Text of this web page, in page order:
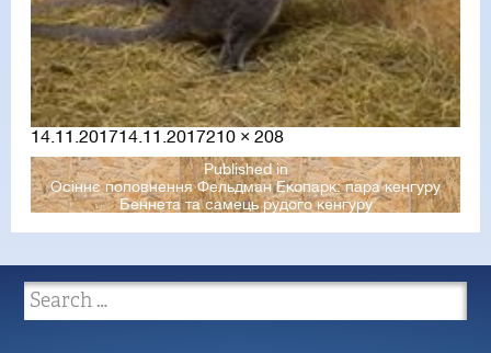
Posted
on
14.11.201714.11.2017Full
size
210 × 208
Published in
Осіннє поповнення Фельдман Екопарк: пара кенгуру
Беннета та самець рудого кенгуру